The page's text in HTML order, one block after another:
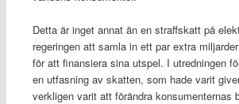
Detta är inget annat än en straffskatt på
regeringen att samla in ett par extra
för att finansiera sina utspel. I utredningen
en utfasning av skatten, som hade varit
verkligen varit att förändra konsumenternas